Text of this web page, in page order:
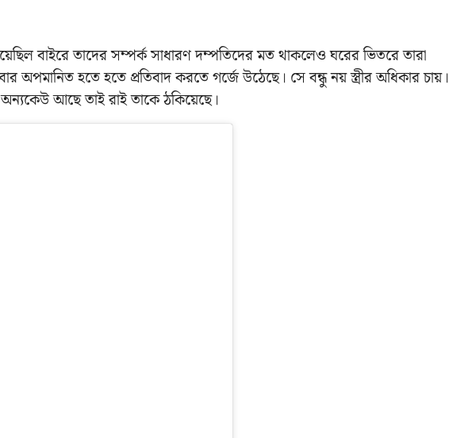
বাইরে তাদের সম্পর্ক সাধারণ দম্পতিদের মত থাকলেও ঘরের ভিতরে তারা
অপমানিত হতে হতে প্রতিবাদ করতে গর্জে উঠেছে। সে বন্ধু নয় স্ত্রীর অধিকার চায়।
আছে তাই রাই তাকে ঠকিয়েছে।